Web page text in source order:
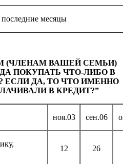
последние месяцы
(ЧЛЕНАМ ВАШЕЙ СЕМЬИ)
ПОКУПАТЬ ЧТО-ЛИБО В
ЕСЛИ ДА, ТО ЧТО ИМЕННО
В КРЕДИТ?”
ноя.03 сен.06
12 26